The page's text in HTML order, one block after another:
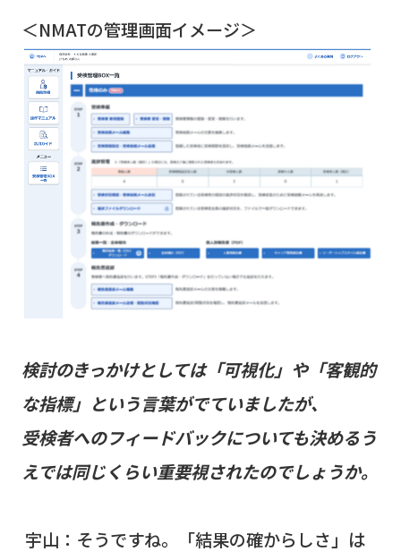
＜NMATの管理画面イメージ＞
検討のきっかけとしては「可視化」や「客観的
な指標」という言葉がでていましたが、
受検者へのフィードバックについても決めるう
えでは同じくらい重要視されたのでしょうか。
宇山：そうですね。「結果の確からしさ」は